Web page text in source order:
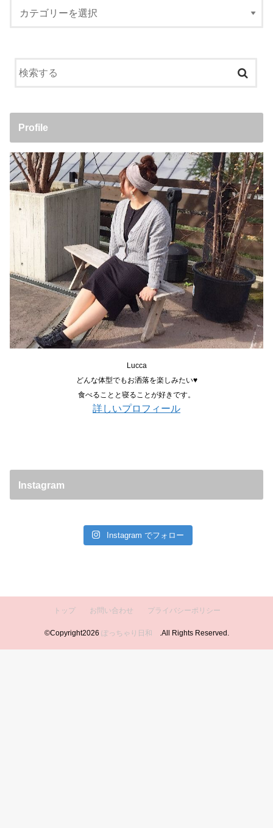
Profile
Lucca
どんな体型でもお洒落を楽しみたい♥
食べることと寝ることが好きです。
詳しいプロフィール
Instagram
Instagram でフォロー
トップ お問い合わせ プライバシーポリシー
©Copyright2026 ぽっちゃり日和 .All Rights Reserved.